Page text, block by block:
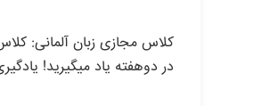
کلاس مجازی زبان آلمانی: کلاس
در دوهفته یاد میگیرید!